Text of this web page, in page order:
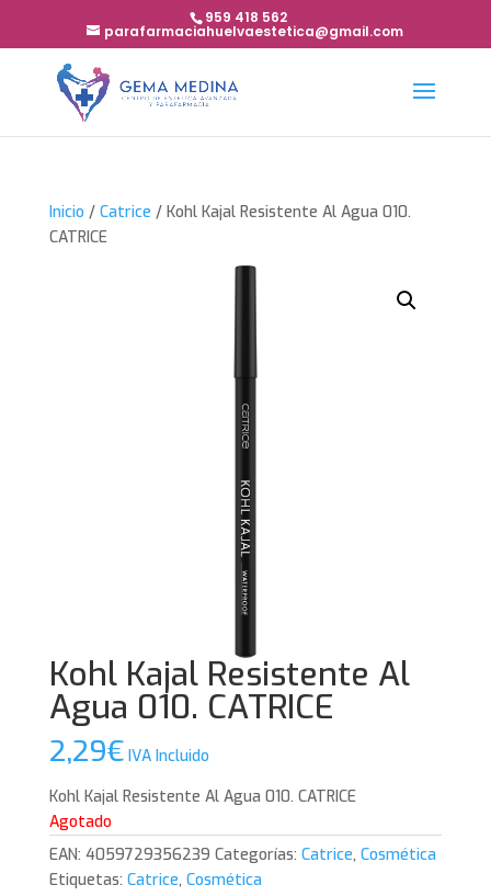
959 418 562
parafarmaciahuelvaestetica@gmail.com
Inicio / Catrice / Kohl Kajal Resistente Al Agua 010.
CATRICE
Kohl Kajal Resistente Al
Agua 010. CATRICE
2,29€ IVA Incluido
Kohl Kajal Resistente Al Agua 010. CATRICE
Agotado
EAN: 4059729356239 Categorías: Catrice, Cosmética
Etiquetas: Catrice, Cosmética